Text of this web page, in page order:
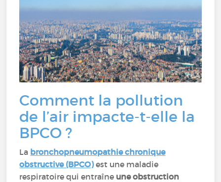
Comment la pollution
de l’air impacte-t-elle la
BPCO ?
La bronchopneumopathie chronique
obstructive (BPCO)est une maladie
respiratoire qui entraîne une obstruction